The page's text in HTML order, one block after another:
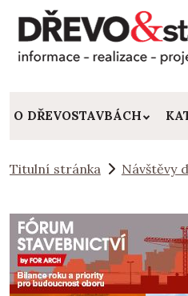
O DŘEVOSTAVBÁCH
Titulní stránka Návštěvy